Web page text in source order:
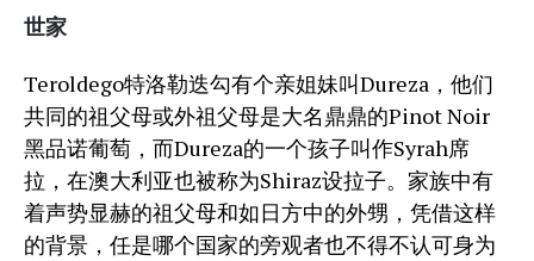
世家
Teroldego特洛勒迭勾有个亲姐妹叫Dureza，他们
共同的祖父母或外祖父母是大名鼎鼎的Pinot Noir
黑品诺葡萄，而Dureza的一个孩子叫作Syrah席
拉，在澳大利亚也被称为Shiraz设拉子。家族中有
着声势显赫的祖父母和如日方中的外甥，凭借这样
的背景，任是哪个国家的旁观者也不得不认可身为